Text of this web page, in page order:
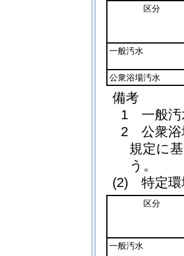
区分
一般汚水
公衆浴場汚水
備考
1 一般汚
2 公衆浴
規定に
う。
(2)
特定
区分
一般汚水